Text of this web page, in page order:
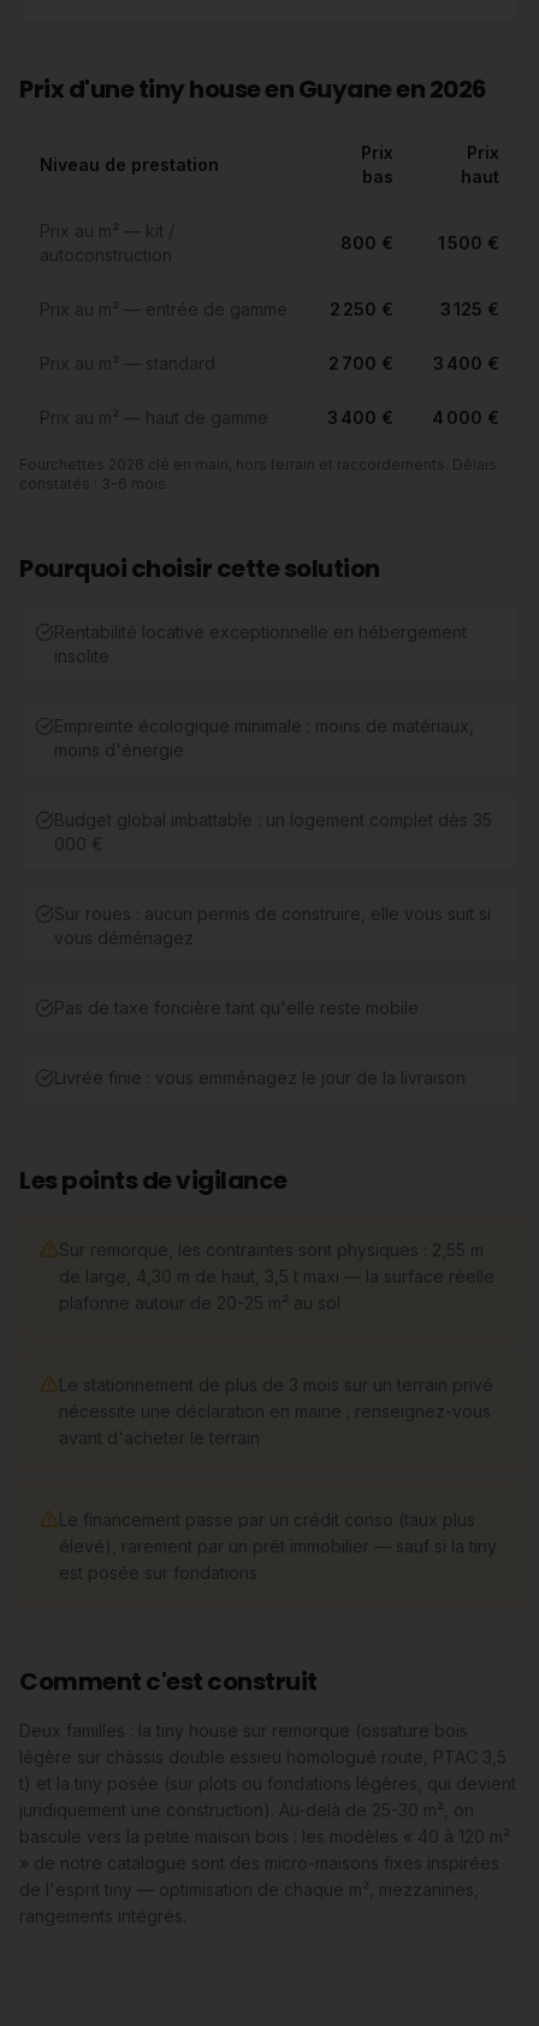
Prix d'une tiny house en Guyane en 2026
Niveau de prestation
Prix
bas
Prix
haut
Prix au m² — kit /
autoconstruction
800 € 1 500 €
Prix au m² — entrée de gamme 2 250 € 3 125 €
Prix au m² — standard 2 700 € 3 400 €
Prix au m² — haut de gamme 3 400 € 4 000 €
Fourchettes 2026 clé en main, hors terrain et raccordements. Délais
constatés : 3-6 mois.
Pourquoi choisir cette solution
Rentabilité locative exceptionnelle en hébergement
insolite
Empreinte écologique minimale : moins de matériaux,
moins d'énergie
Budget global imbattable : un logement complet dès 35
000 €
Sur roues : aucun permis de construire, elle vous suit si
vous déménagez
Pas de taxe foncière tant qu'elle reste mobile
Livrée finie : vous emménagez le jour de la livraison
Les points de vigilance
Sur remorque, les contraintes sont physiques : 2,55 m
de large, 4,30 m de haut, 3,5 t maxi — la surface réelle
plafonne autour de 20-25 m² au sol
Le stationnement de plus de 3 mois sur un terrain privé
nécessite une déclaration en mairie ; renseignez-vous
avant d'acheter le terrain
Le financement passe par un crédit conso (taux plus
élevé), rarement par un prêt immobilier — sauf si la tiny
est posée sur fondations
Comment c'est construit
Deux familles : la tiny house sur remorque (ossature bois
légère sur châssis double essieu homologué route, PTAC 3,5
t) et la tiny posée (sur plots ou fondations légères, qui devient
juridiquement une construction). Au-delà de 25-30 m², on
bascule vers la petite maison bois : les modèles « 40 à 120 m²
» de notre catalogue sont des micro-maisons fixes inspirées
de l'esprit tiny — optimisation de chaque m², mezzanines,
rangements intégrés.